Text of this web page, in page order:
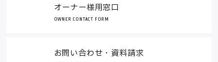
オーナー様用窓口
OWNER CONTACT FORM
お問い合わせ・資料請求